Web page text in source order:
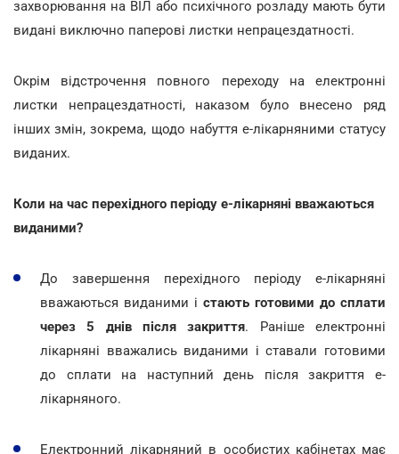
захворювання на ВІЛ або психічного розладу мають бути
видані виключно паперові листки непрацездатності.
Окрім відстрочення повного переходу на електронні
листки непрацездатності, наказом було внесено ряд
інших змін, зокрема, щодо набуття е-лікарняними статусу
виданих.
Коли на час перехідного періоду е-лікарняні вважаються
виданими?
До завершення перехідного періоду е-лікарняні
вважаються виданими і стають готовими до сплати
через 5 днів після закриття. Раніше електронні
лікарняні вважались виданими і ставали готовими
до сплати на наступний день після закриття е-
лікарняного.
Електронний лікарняний в особистих кабінетах має